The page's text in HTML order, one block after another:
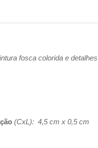
fosca colorida e
(CxL): 4,5 cm x 0,5 cm